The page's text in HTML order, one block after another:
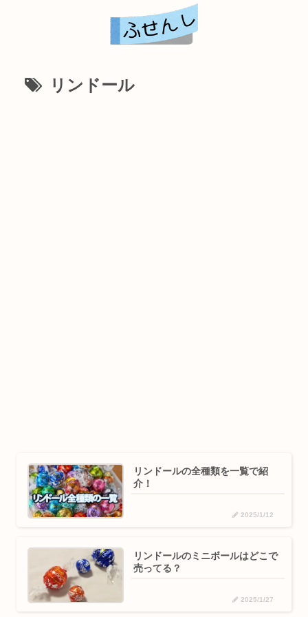
リンドール
リンドールの全種類を一覧で紹
介！
2025/1/12
リンドールのミニボールはどこで
売ってる？
2025/1/27